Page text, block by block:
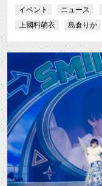
イベント
ニュース
上國料萌衣
島倉りか